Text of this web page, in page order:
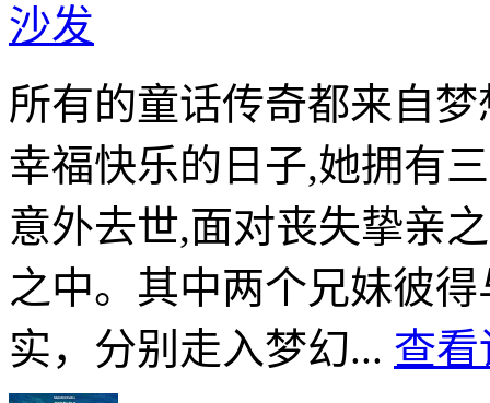
沙发
所有的童话传奇都来自
幸福快乐的日子,她拥有
意外去世,面对丧失挚亲
之中。其中两个兄妹彼
实，分别走入梦幻... 查看